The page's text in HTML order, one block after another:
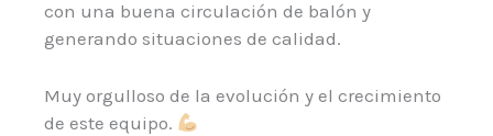
con una buena circulación de balón y
generando situaciones de calidad.
Muy orgulloso de la evolución y el crecimiento
de este equipo.